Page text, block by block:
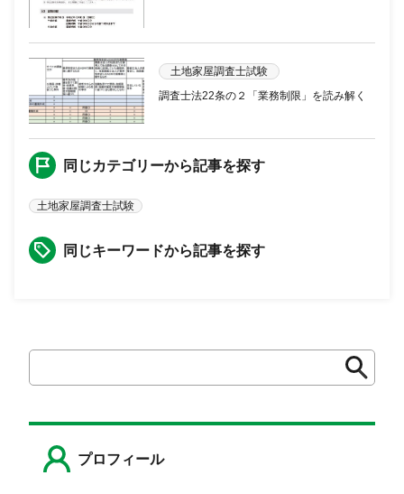
土地家屋調査士試験
調査士法22条の２「業務制限」を読み解く
同じカテゴリーから記事を探す
土地家屋調査士試験
同じキーワードから記事を探す
索
検
プロフィール